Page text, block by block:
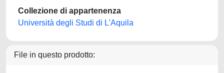
Collezione di appartenenza
Università degli Studi di L'Aquila
File in questo prodotto: